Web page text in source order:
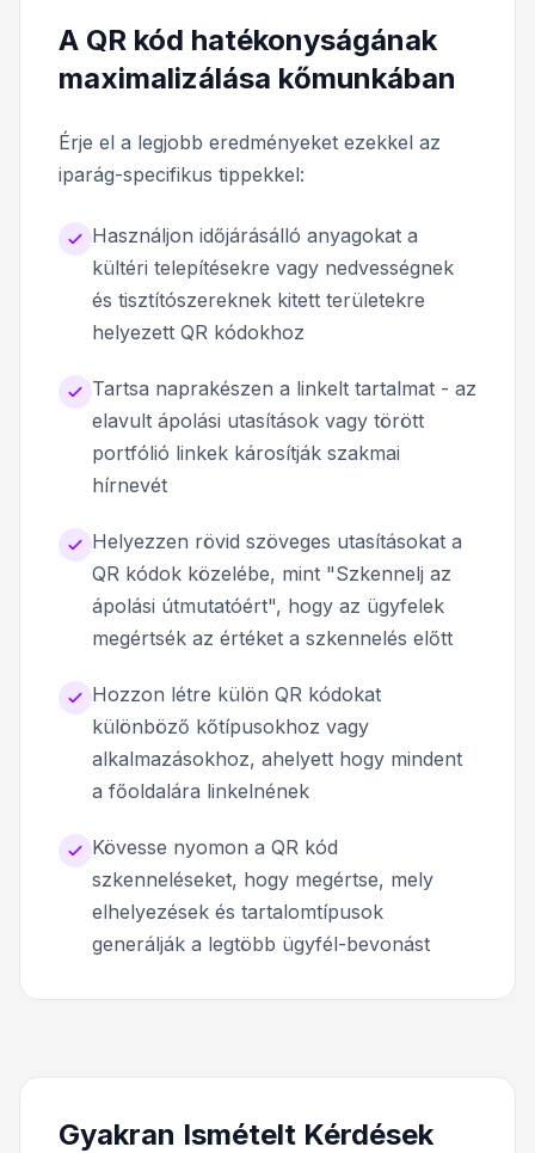
A QR kód hatékonyságának
maximalizálása kőmunkában
Érje el a legjobb eredményeket ezekkel az
iparág-specifikus tippekkel:
Használjon időjárásálló anyagokat a
kültéri telepítésekre vagy nedvességnek
és tisztítószereknek kitett területekre
helyezett QR kódokhoz
Tartsa naprakészen a linkelt tartalmat - az
elavult ápolási utasítások vagy törött
portfólió linkek károsítják szakmai
hírnevét
Helyezzen rövid szöveges utasításokat a
QR kódok közelébe, mint "Szkennelj az
ápolási útmutatóért", hogy az ügyfelek
megértsék az értéket a szkennelés előtt
Hozzon létre külön QR kódokat
különböző kőtípusokhoz vagy
alkalmazásokhoz, ahelyett hogy mindent
a főoldalára linkelnének
Kövesse nyomon a QR kód
szkenneléseket, hogy megértse, mely
elhelyezések és tartalomtípusok
generálják a legtöbb ügyfél-bevonást
Gyakran Ismételt Kérdések